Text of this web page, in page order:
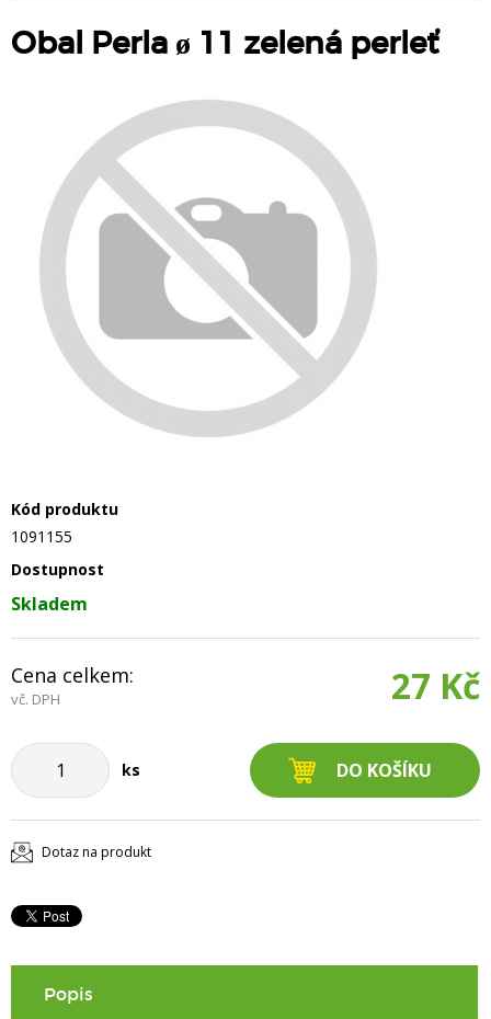
Obal Perla ø 11 zelená perleť
Kód produktu
1091155
Dostupnost
Skladem
Cena celkem:
vč. DPH 27 Kč
ks
Dotaz na produkt
Popis